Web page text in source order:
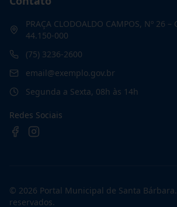
PRAÇA CLODOALDO CAMPOS, Nº 26 –
44.150-000
(75) 3236-2600
email@exemplo.gov.br
Segunda a Sexta, 08h às 14h
Redes Sociais
© 2026 Portal Municipal de Santa Bárbara
reservados.